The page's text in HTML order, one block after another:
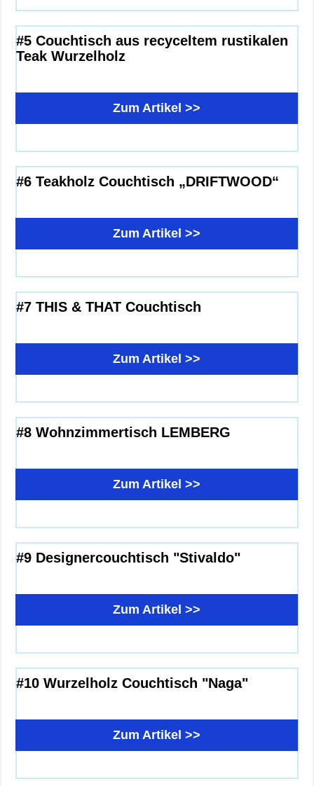
#5 Couchtisch aus recyceltem rustikalen
Teak Wurzelholz
Zum Artikel >>
#6 Teakholz Couchtisch „DRIFTWOOD“
Zum Artikel >>
#7 THIS & THAT Couchtisch
Zum Artikel >>
#8 Wohnzimmertisch LEMBERG
Zum Artikel >>
#9 Designercouchtisch "Stivaldo"
Zum Artikel >>
#10 Wurzelholz Couchtisch "Naga"
Zum Artikel >>